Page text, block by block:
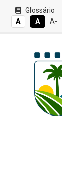
Glossário
A
A A-